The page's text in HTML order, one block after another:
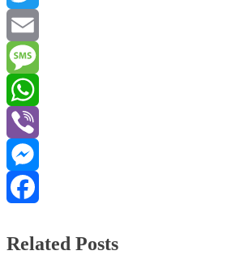
Twitter
Email
Message
WhatsApp
Viber
Messenger
Related Posts